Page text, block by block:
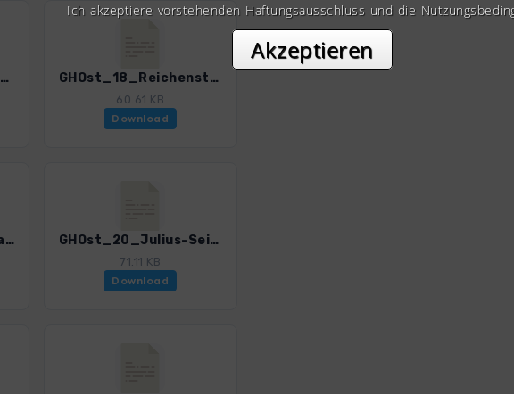
GHOst_17_GmundnerHuette.gpx GHOst_18_Reichensteinhuette.gpx
60.61 KB
Download
GHOst_19_Schiestlhaus.gpx GHOst_20_Julius-Seitner-Huette_Otto-Kandler-Haus.gpx
71.11 KB
Download
Ich akzeptiere vorstehenden Haftungsausschluss und die
Akzeptieren